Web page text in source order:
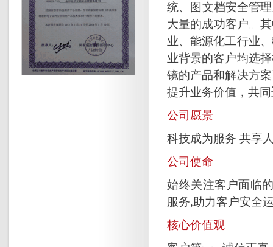
统、图文档安全管
大量的成功客户。
业、能源化工行业
业背景的客户均选
镜的产品和解决方
提升业务价值，共
公司愿景
科技成为服务 共享
公司使命
始终关注客户面临
服务,助力客户安全
核心价值观